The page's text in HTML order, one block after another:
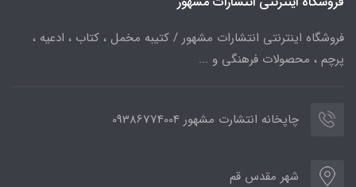
فروشگاه اینترنتی انتشارات مشهور / کتیبه مخمل ، کتاب ، ادعیه ،
پرچم ، محصولات فرهنگی و ...
چاپخانه انتشارت مشهور 09386774004
شهر مقدس قم